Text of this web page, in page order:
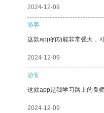
2024-12-09
游客
这款app的功能非常强大，
2024-12-09
游客
这款app是我学习路上的良
2024-12-09